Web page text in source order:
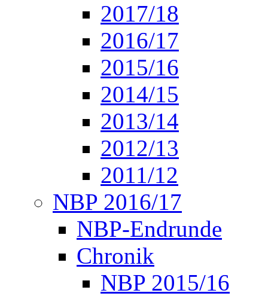
2017/18
2016/17
2015/16
2014/15
2013/14
2012/13
2011/12
NBP 2016/17
NBP-Endrunde
Chronik
NBP 2015/16